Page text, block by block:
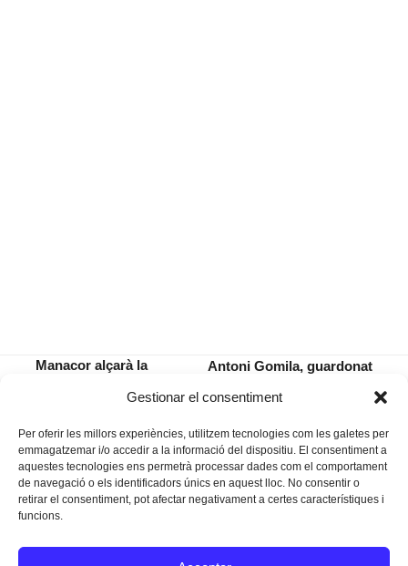
Gestionar el consentiment
Per oferir les millors experiències, utilitzem tecnologies com les galetes per
emmagatzemar i/o accedir a la informació del dispositiu. El consentiment a
aquestes tecnologies ens permetrà processar dades com el comportament
de navegació o els identificadors únics en aquest lloc. No consentir o
retirar el consentiment, pot afectar negativament a certes característiques i
funcions.
Manacor alçarà la
next
Antoni Gomila, guardonat
Populars 2016
Instagram
Facebook
Twitter